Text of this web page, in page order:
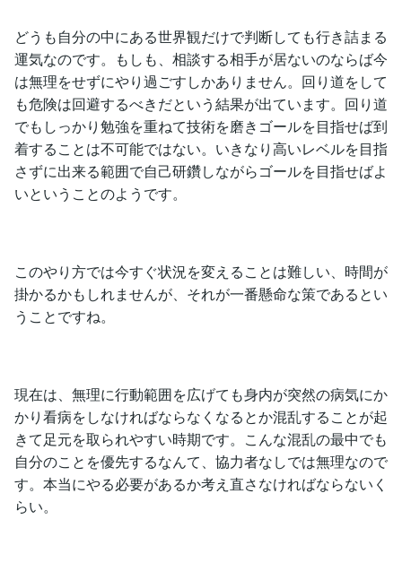
どうも自分の中にある世界観だけで判断しても行き詰まる
運気なのです。もしも、相談する相手が居ないのならば今
は無理をせずにやり過ごすしかありません。回り道をして
も危険は回避するべきだという結果が出ています。回り道
でもしっかり勉強を重ねて技術を磨きゴールを目指せば到
着することは不可能ではない。いきなり高いレベルを目指
さずに出来る範囲で自己研鑽しながらゴールを目指せばよ
いということのようです。
このやり方では今すぐ状況を変えることは難しい、時間が
掛かるかもしれませんが、それが一番懸命な策であるとい
うことですね。
現在は、無理に行動範囲を広げても身内が突然の病気にか
かり看病をしなければならなくなるとか混乱することが起
きて足元を取られやすい時期です。こんな混乱の最中でも
自分のことを優先するなんて、協力者なしでは無理なので
す。本当にやる必要があるか考え直さなければならないく
らい。